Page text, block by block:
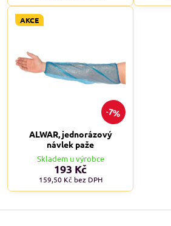
7%
AKCE
ALWAR, jednorázový
návlek paže
Skladem u výrobce
193 Kč
159,50 Kč bez DPH